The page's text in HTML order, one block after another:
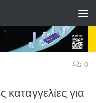
0
καταγγελίες για